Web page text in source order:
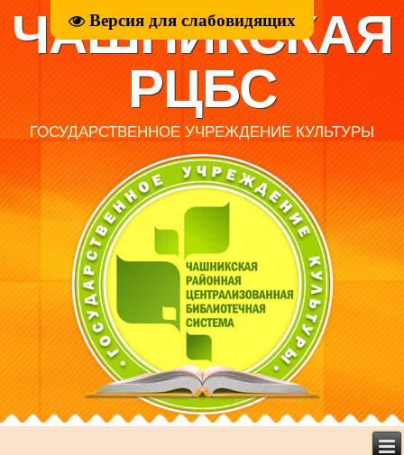
Версия для слабовидящих
ЧАШНИКСКАЯ
РЦБС
ГОСУДАРСТВЕННОЕ УЧРЕЖДЕНИЕ КУЛЬТУРЫ